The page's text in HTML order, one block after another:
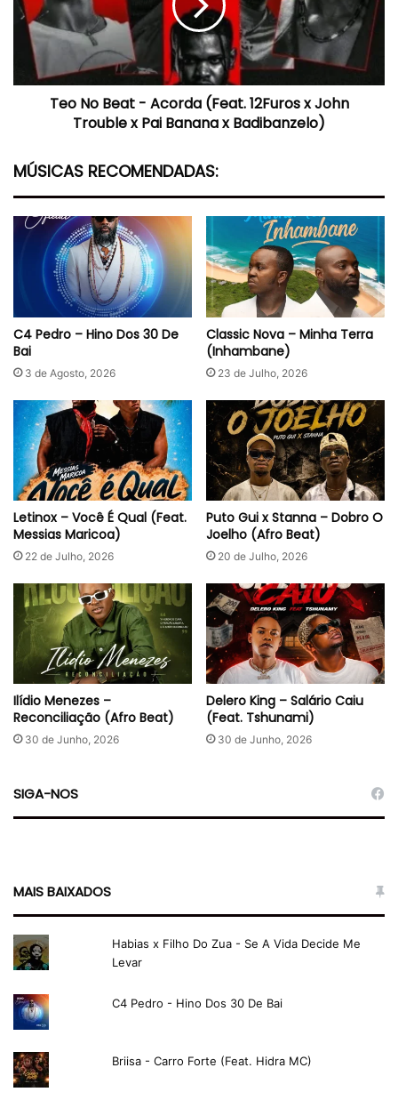
Acorda
(Feat.
12Furos
John
Trouble
Banana
x
Badibanzelo)
Teo No Beat - Acorda (Feat. 12Furos x John
Trouble x Pai Banana x Badibanzelo)
MÚSICAS RECOMENDADAS:
C4 Pedro – Hino Dos 30 De
Bai
3 de Agosto, 2026
Classic Nova – Minha Terra
(Inhambane)
23 de Julho, 2026
Letinox – Você É Qual (Feat.
Messias Maricoa)
22 de Julho, 2026
Puto Gui x Stanna – Dobro O
Joelho (Afro Beat)
20 de Julho, 2026
Ilídio Menezes –
Reconciliação (Afro Beat)
30 de Junho, 2026
Delero King – Salário Caiu
(Feat. Tshunami)
30 de Junho, 2026
SIGA-NOS
MAIS BAIXADOS
Habias x Filho Do Zua - Se A Vida Decide Me
Levar
C4 Pedro - Hino Dos 30 De Bai
Briisa - Carro Forte (Feat. Hidra MC)